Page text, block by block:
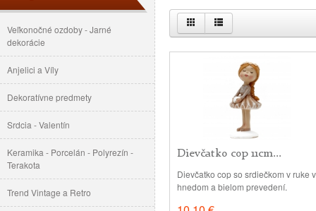
Veľkonočné ozdoby - Jarné
dekorácie
Anjelici a Víly
Dekoratívne predmety
Srdcia - Valentín
Keramika - Porcelán - Polyrezín -
Terakota
Trend Vintage a Retro
Dievčatko cop 11cm...
Dievčatko cop so srdiečkom v ruke v
hnedom a bielom prevedení.